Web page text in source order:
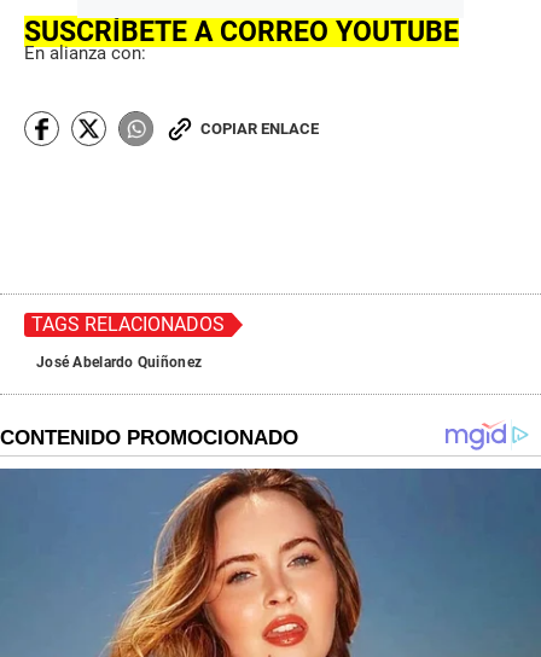
SUSCRÍBETE A CORREO YOUTUBE
En alianza con:
COPIAR ENLACE
TAGS RELACIONADOS
José Abelardo Quiñonez